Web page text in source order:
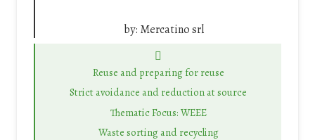
by: Mercatino srl
Reuse and preparing for reuse
Strict avoidance and reduction at source
Thematic Focus: WEEE
Waste sorting and recycling